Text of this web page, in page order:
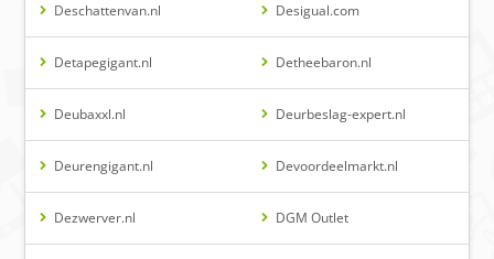
Deschattenvan.nl Desigual.com
Detapegigant.nl Detheebaron.nl
Deubaxxl.nl Deurbeslag-expert.nl
Deurengigant.nl Devoordeelmarkt.nl
Dezwerver.nl DGM Outlet